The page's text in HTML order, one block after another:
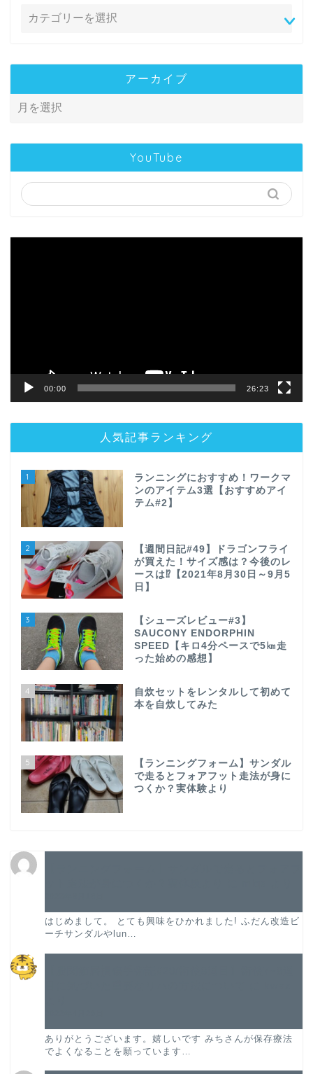
アーカイブ
YouTube
00:00 26:23
人気記事ランキング
1
ランニングにおすすめ！ワークマ
ンのアイテム3選【おすすめアイ
テム#2】
2
【週間日記#49】ドラゴンフライ
が買えた！サイズ感は？今後のレ
ースは⁉【2021年8月30日～9月5
日】
3
【シューズレビュー#3】
SAUCONY ENDORPHIN
SPEED【キロ4分ペースで5㎞走
った始めの感想】
4
自炊セットをレンタルして初めて
本を自炊してみた
5
【ランニングフォーム】サンダル
で走るとフォアフット走法が身に
つくか？実体験より
はじめまして。 とても興味をひかれました! ふだん改造ビ
ーチサンダルやlun…
ありがとうございます。嬉しいです みちさんが保存療法
でよくなることを願っています…